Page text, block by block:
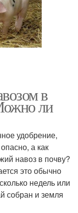
в
ли
удобрение,
а как
навоз в почву?
это обычно
недель или
собран и земля